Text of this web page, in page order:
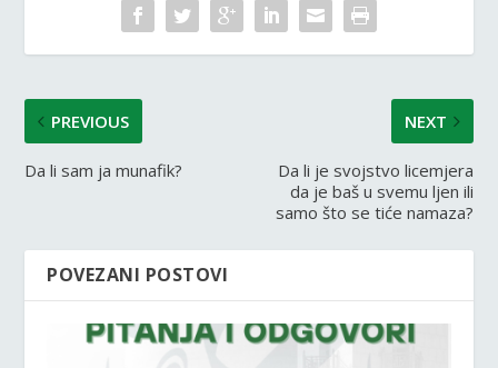
PREVIOUS
Da li sam ja munafik?
NEXT
Da li je svojstvo licemjera
da je baš u svemu ljen ili
samo što se tiće namaza?
POVEZANI POSTOVI